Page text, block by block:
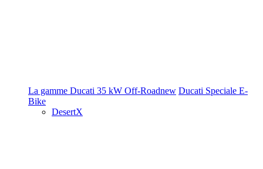
La gamme Ducati 35 kW Off-Roadnew Ducati Speciale E-
Bike
DesertX